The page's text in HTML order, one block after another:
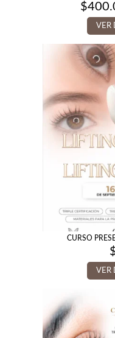
$
VER
CURSO
VER